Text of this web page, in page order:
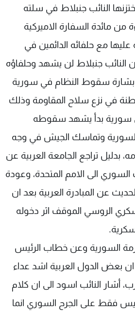
النائب جنبلاط في سلته
من مائدة السفارة الاميركية
عليها مع حلفائه الدائمين في
ان النائب جنبلاط لن يشهد وحلفاؤه
بشارة سقوط النظام في سورية
في نزع سلاح المقاومة وذلك
سورية بدأ يشهد سقوطه
السورية وتماسك الجيش في وجه
بدليل تراجع الجامعة العربية عن
الى الامم المتحدة، وعودة
عن المبادرة العربية بعد ان
الروسي الموقف اثر دخوله
السورية وعن خطاب الرئيس
بعض الدول العربية اشد عداء
أشار النائب اسود الى ان كلام
فقط على الجرح السوري انما